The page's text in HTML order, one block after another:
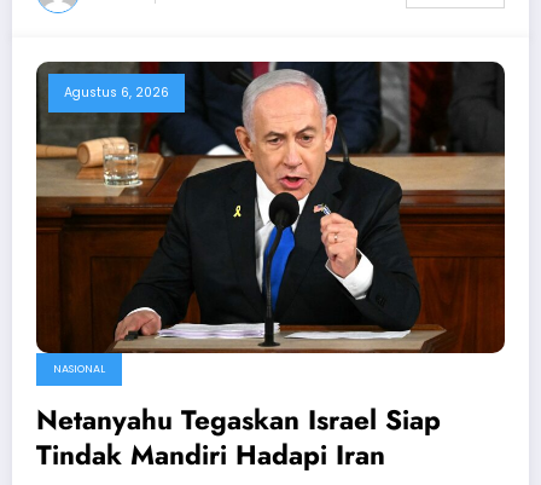
Agustus 6, 2026
NASIONAL
Netanyahu Tegaskan Israel Siap
Tindak Mandiri Hadapi Iran